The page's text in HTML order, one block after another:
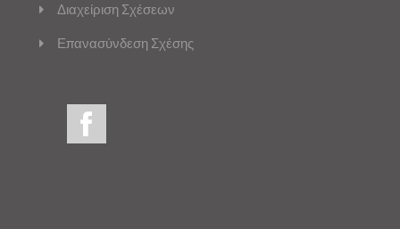
Διαχείριση Σχέσεων
Επανασύνδεση Σχέσης